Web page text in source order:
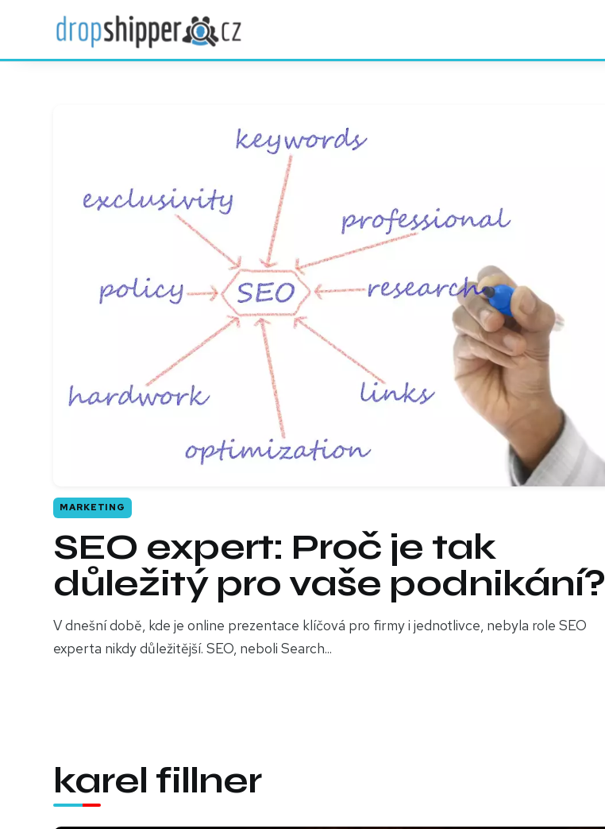
SEO expert: Proč je tak
důležitý pro vaše podnikání?
V dnešní době, kde je online prezentace klíčová pro firmy i jednotlivce, nebyla role SEO
experta nikdy důležitější. SEO, neboli Search...
MARKETING
karel fillner